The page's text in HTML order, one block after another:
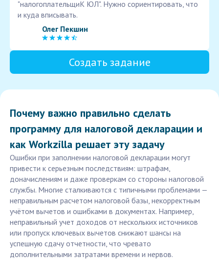
"налогоплательщиК ЮЛ". Нужно сориентировать, что
и куда вписывать.
Олег Пекшин
Создать задание
Почему важно правильно сделать
программу для налоговой декларации и
как Workzilla решает эту задачу
Ошибки при заполнении налоговой декларации могут
привести к серьезным последствиям: штрафам,
доначислениям и даже проверкам со стороны налоговой
службы. Многие сталкиваются с типичными проблемами —
неправильным расчетом налоговой базы, некорректным
учётом вычетов и ошибками в документах. Например,
неправильный учет доходов от нескольких источников
или пропуск ключевых вычетов снижают шансы на
успешную сдачу отчетности, что чревато
дополнительными затратами времени и нервов.